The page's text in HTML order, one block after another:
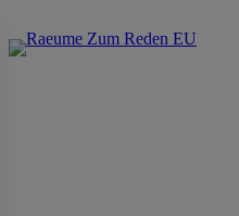
Inhalt
springen